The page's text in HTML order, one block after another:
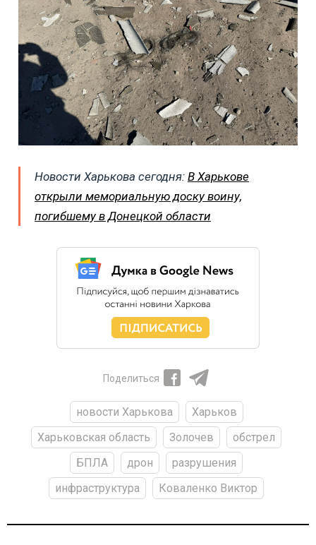
Новости Харькова сегодня: В Харькове
открыли мемориальную доску воину,
погибшему в Донецкой области
Поделиться
новости Харькова
Харьков
Харьковская область
Золочев
обстрел
БПЛА
дрон
разрушения
инфраструктура
Коваленко Виктор